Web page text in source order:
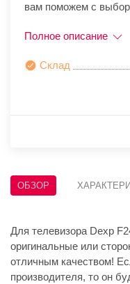
вам поможем с
Полное описание
Склад
ОБЗОР
Для телевизора Dexp
оригинальные или
отличным качеством!
производителя, то он